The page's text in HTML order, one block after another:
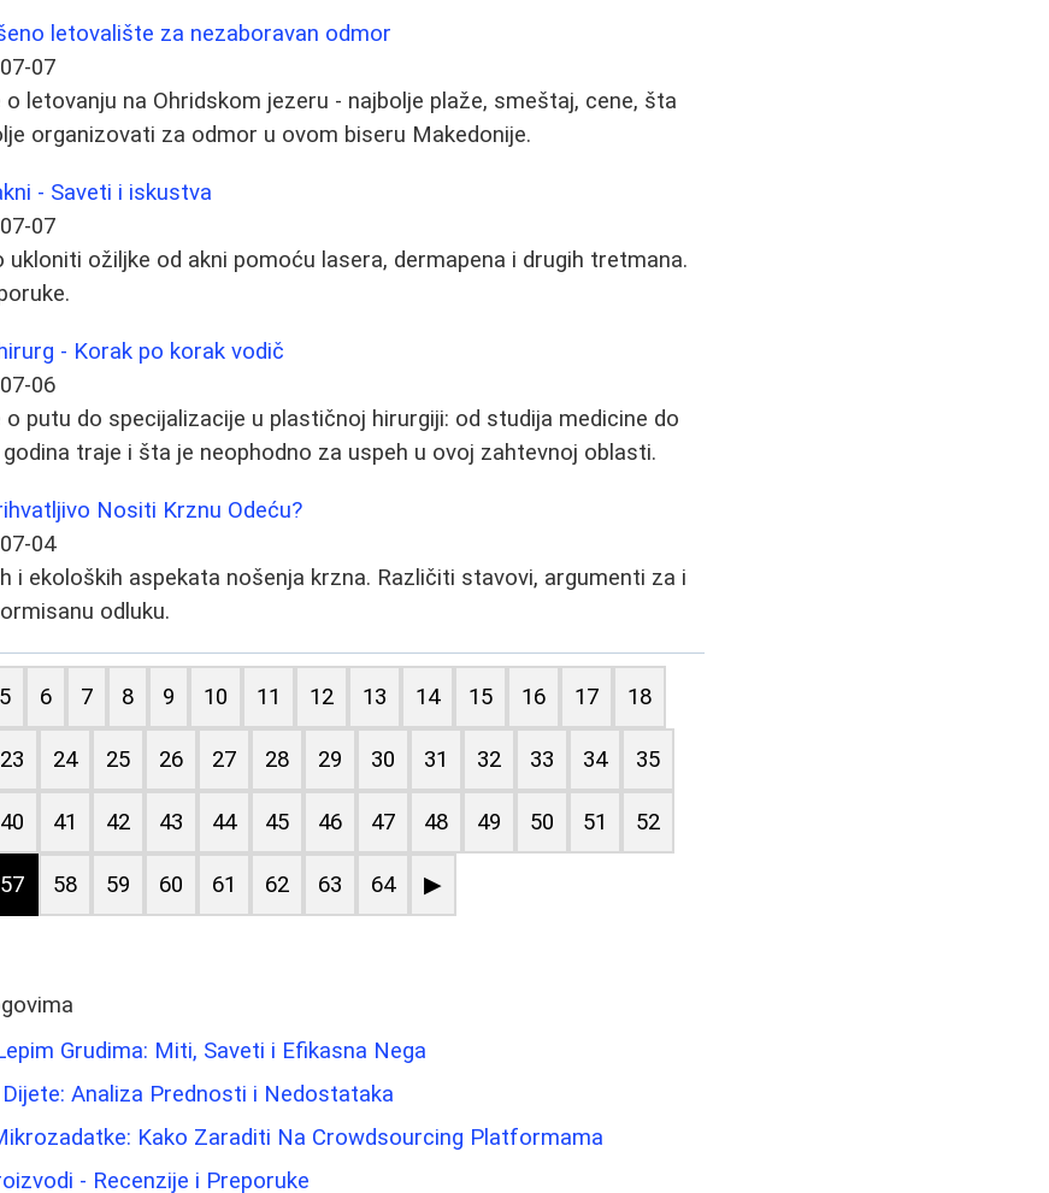
letovalište za nezaboravan odmor
07
letovanju na Ohridskom jezeru - najbolje plaže, smeštaj, cene, šta
organizovati za odmor u ovom biseru Makedonije.
- Saveti i iskustva
07
ukloniti ožiljke od akni pomoću lasera, dermapena i drugih tretmana.
- Korak po korak vodič
06
putu do specijalizacije u plastičnoj hirurgiji: od studija medicine do
traje i šta je neophodno za uspeh u ovoj zahtevnoj oblasti.
Nositi Krznu Odeću?
04
i ekoloških aspekata nošenja krzna. Različiti stavovi, argumenti za i
odluku.
5 6 7 8 9 10 11 12 13 14 15 16 17 18
23 24 25 26 27 28 29 30 31 32 33 34 35
40 41 42 43 44 45 46 47 48 49 50 51 52
57 58 59 60 61 62 63 64 ▶
Grudima: Miti, Saveti i Efikasna Nega
Analiza Prednosti i Nedostataka
Kako Zaraditi Na Crowdsourcing Platformama
- Recenzije i Preporuke